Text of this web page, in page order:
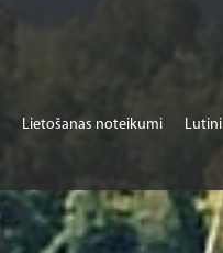
Lietošanas noteikumi Lutini